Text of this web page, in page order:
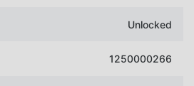
Unlocked
1250000266